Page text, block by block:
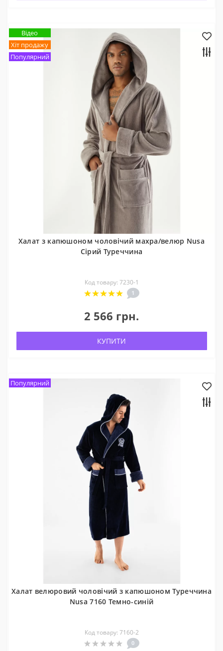
Відео
Хіт продажу
Популярний
Халат з капюшоном чоловічий махра/велюр Nusa
Сірий Туреччина
Код товару: 7230-1
1
2 566 грн.
КУПИТИ
Популярний
Халат велюровий чоловічий з капюшоном Туреччина
Nusa 7160 Темно-синій
Код товару: 7160-2
0